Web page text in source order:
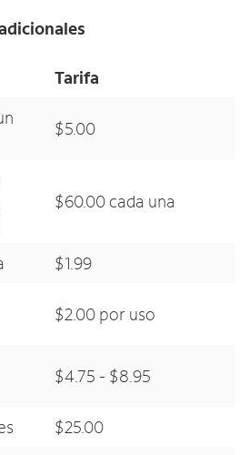
Tarifa
$5.00
$60.00 cada una
$1.99
$2.00 por uso
$4.75 - $8.95
$25.00